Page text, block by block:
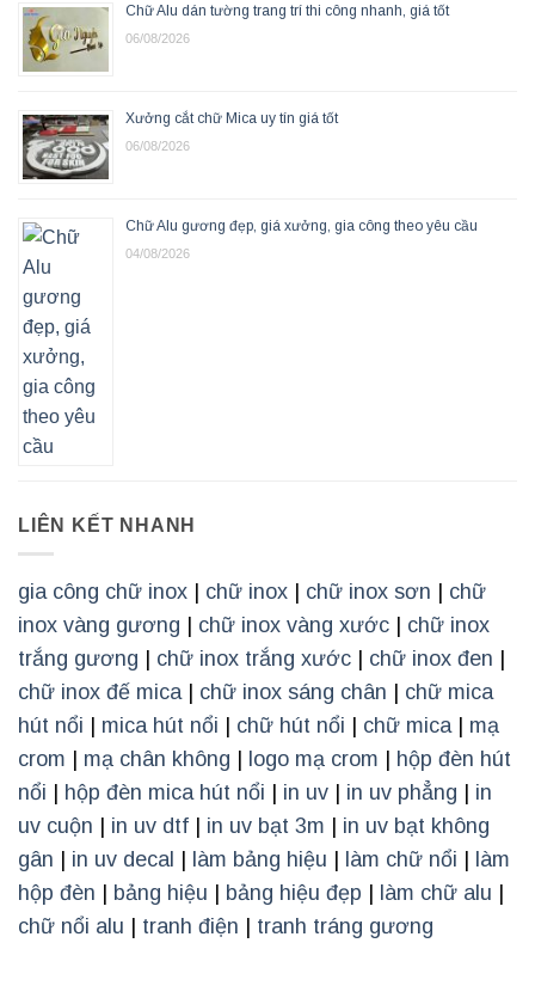
Chữ Alu dán tường trang trí thi công nhanh, giá tốt
06/08/2026
Xưởng cắt chữ Mica uy tín giá tốt
06/08/2026
Chữ Alu gương đẹp, giá xưởng, gia công theo yêu cầu
04/08/2026
LIÊN KẾT NHANH
gia công chữ inox chữ inox chữ inox sơn
chữ
inox vàng gương
chữ inox vàng xước
chữ inox
trắng gương
chữ inox trắng xước chữ inox đen
chữ inox đế mica| chữ inox sáng chân
chữ mica
hút nổi
mica hút nổi chữ hút nổi chữ mica| mạ
crom
mạ chân không logo mạ crom
hộp đèn hút
nổi
hộp đèn mica hút nổi in uv in uv phẳng
in
uv cuộn
in uv dtf in uv bạt 3m
in uv bạt không
gân
in uv decal làm bảng hiệu làm chữ nổi
làm
hộp đèn
bảng hiệu bảng hiệu đẹp làm chữ alu
chữ nổi alu
tranh điện tranh tráng gương